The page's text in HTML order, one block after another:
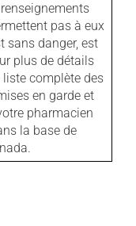
pas à eux
sans danger, est
plus de détails
complète des
en garde et
pharmacien
la base de